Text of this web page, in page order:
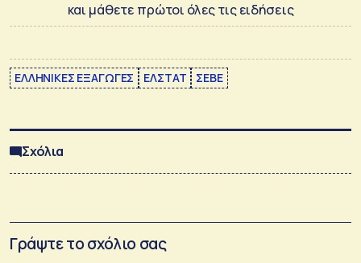
και μάθετε πρώτοι όλες τις ειδήσεις
ΕΛΛΗΝΙΚΕΣ ΕΞΑΓΩΓΕΣ ΕΛΣΤΑΤ ΣΕΒΕ
Σχόλια
Γράψτε το σχόλιο σας